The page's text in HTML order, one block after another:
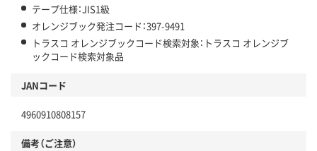
テープ仕様：JIS1級
オレンジブック発注コード：397-9491
トラスコ オレンジブックコード検索対象：トラスコ オレンジブ
ックコード検索対象品
JANコード
4960910808157
備考（ご注意）